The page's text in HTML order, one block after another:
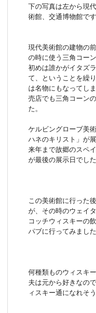
下の写真は左から現
術館、交通博物館です
現代美術館の建物の
の時に使う三角コー
初めは誰かがイタズ
て、ということを繰
は名物にもなってし
売店でも三角コーン
た。
ケルビングローブ美
ハネのキリスト」が
来年まで故郷のスペ
が最後の展示日でし
この美術館に行った
が、その時のウェイ
コッチウィスキーの
パブに行ってみました
何種類ものウィスキ
夫は元から好きなの
ィスキー通になれそ